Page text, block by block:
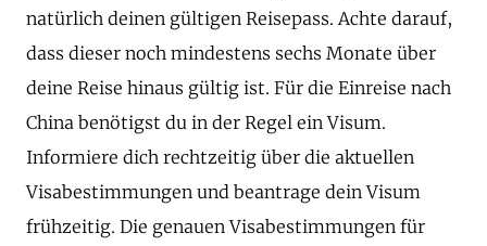
natürlich deinen gültigen Reisepass. Achte darauf,
dass dieser noch mindestens sechs Monate über
deine Reise hinaus gültig ist. Für die Einreise nach
China benötigst du in der Regel ein Visum.
Informiere dich rechtzeitig über die aktuellen
Visabestimmungen und beantrage dein Visum
frühzeitig. Die genauen Visabestimmungen für